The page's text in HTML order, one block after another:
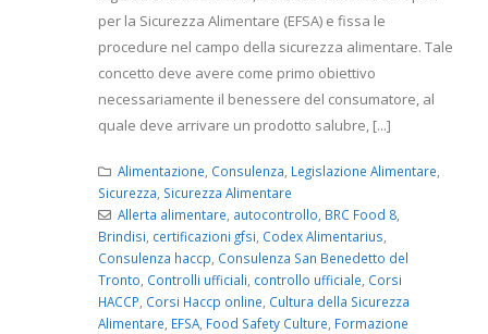
per la Sicurezza Alimentare (EFSA) e fissa le
procedure nel campo della sicurezza alimentare. Tale
concetto deve avere come primo obiettivo
necessariamente il benessere del consumatore, al
quale deve arrivare un prodotto salubre, [...]
Alimentazione, Consulenza, Legislazione Alimentare,
Sicurezza, Sicurezza Alimentare
Allerta alimentare, autocontrollo, BRC Food 8,
Brindisi, certificazioni gfsi, Codex Alimentarius,
Consulenza haccp, Consulenza San Benedetto del
Tronto, Controlli ufficiali, controllo ufficiale, Corsi
HACCP, Corsi Haccp online, Cultura della Sicurezza
Alimentare, EFSA, Food Safety Culture, Formazione